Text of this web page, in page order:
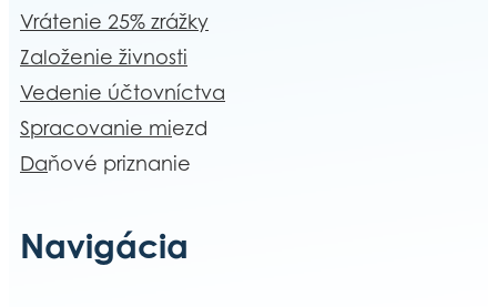
Vrátenie 25% zrážky
Založenie živnosti
Vedenie účtovníctva
Spracovanie miezd
Daňové priznanie
Navigácia